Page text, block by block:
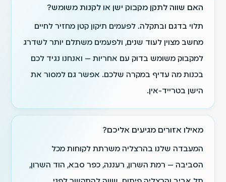
האם שווה לתקן מקבוק ישן או לקנות משומש?
תלוי בדגם ובתקלה. לפעמים תיקון קטן מחזיר לחיים
מחשב מצוין לעוד שנים, ולפעמים משתלם יותר לשדרג
למקבוק משומש בדוק עם אחריות — ואנחנו נגיד לכם
בכנות מה עדיף במקרה שלכם. אפשר גם למסור את
הישן בטרייד-אין.
מאילו אזורים מגיעים אליכם?
המעבדה שלנו בהרצליה משרתת לקוחות מכל
הסביבה — רמת השרון, רעננה, כפר סבא, הוד השרון,